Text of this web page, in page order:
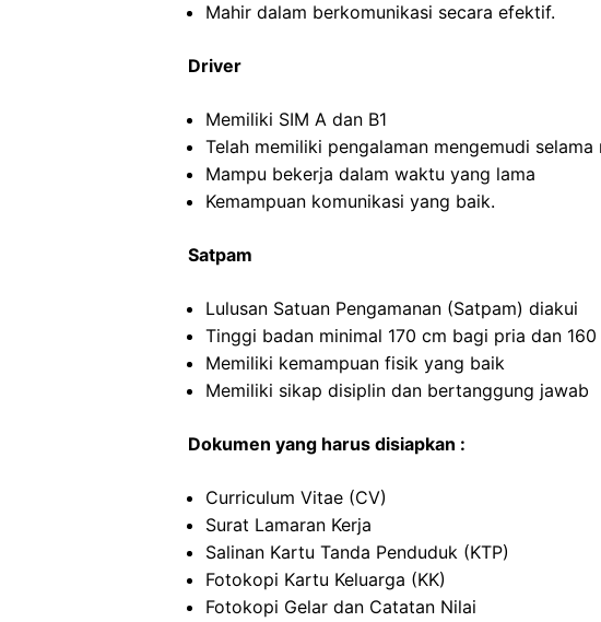
Mahir dalam berkomunikasi secara efektif.
Driver
Memiliki SIM A dan B1
Telah memiliki pengalaman mengemudi
Mampu bekerja dalam waktu yang lama
Kemampuan komunikasi yang baik.
Satpam
Lulusan Satuan Pengamanan (Satpam) diakui
Tinggi badan minimal 170 cm bagi pria dan
Memiliki kemampuan fisik yang baik
Memiliki sikap disiplin dan bertanggung jawab
Dokumen yang harus disiapkan :
Curriculum Vitae (CV)
Surat Lamaran Kerja
Salinan Kartu Tanda Penduduk (KTP)
Fotokopi Kartu Keluarga (KK)
Fotokopi Gelar dan Catatan Nilai